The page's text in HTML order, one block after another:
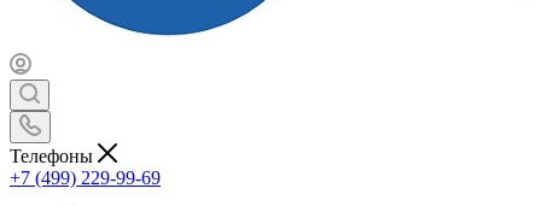
Телефоны
+7 (499) 229-99-69